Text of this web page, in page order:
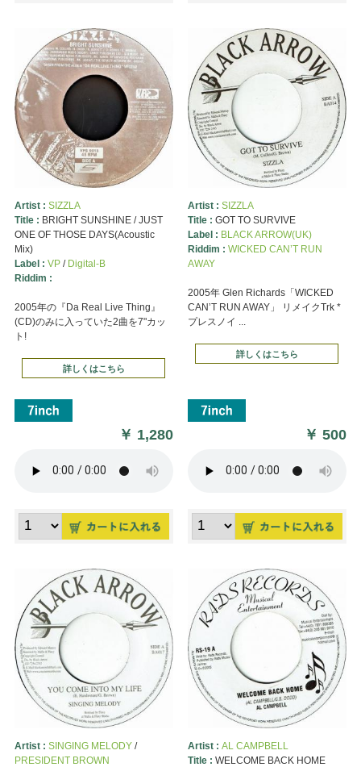
Artist : SIZZLA
Title : BRIGHT SUNSHINE / JUST
ONE OF THOSE DAYS(Acoustic
Mix)
Label : VP/ Digital-B
Riddim :
2005年の『Da Real Live Thing』
(CD)のみに入っていた2曲を7"カッ
ト!
詳しくはこちら
￥ 1,280
Artist : SIZZLA
Title : GOT TO SURVIVE
Label : BLACK ARROW(UK)
Riddim : WICKED CAN’T RUN
AWAY
2005年 Glen Richards「WICKED
CAN’T RUN AWAY」 リメイクTrk *
プレスノイ ...
詳しくはこちら
￥500
Artist : SINGING MELODY/
PRESIDENT BROWN
Artist : AL CAMPBELL
Title : WELCOME BACK HOME